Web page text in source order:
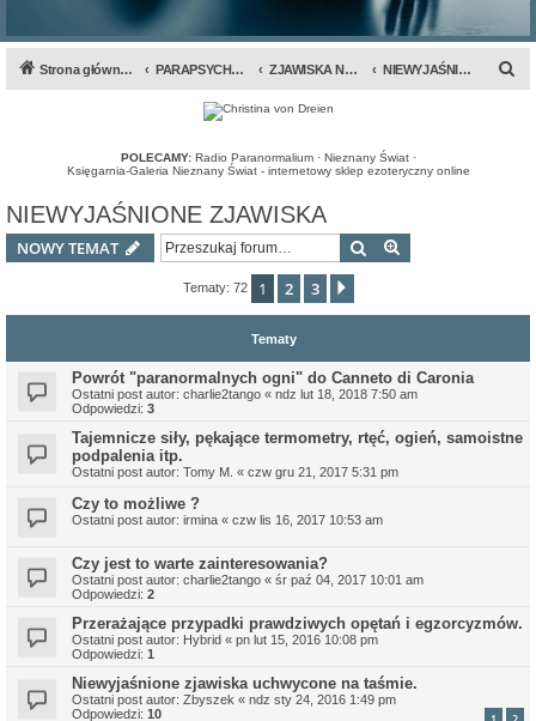
Strona główna forum PARAPSYCHOLOGIA & ANOMALIA ZJAWISKA NADPRZYRODZONE NIEWYJAŚNIONE ZJAWISKA
POLECAMY: Radio Paranormalium· Nieznany Świat·
Księgarnia-Galeria Nieznany Świat - internetowy sklep ezoteryczny online
NIEWYJAŚNIONE ZJAWISKA
NOWY TEMAT Szukaj
Tematy: 72 1 2 3
Tematy
Powrót "paranormalnych ogni" do Canneto di Caronia
Ostatni post autor: charlie2tango « ndz lut 18, 2018 7:50 am
Odpowiedzi: 3
Tajemnicze siły, pękające termometry, rtęć, ogień, samoistne
podpalenia itp.
Ostatni post autor: Tomy M. « czw gru 21, 2017 5:31 pm
Czy to możliwe ?
Ostatni post autor: irmina « czw lis 16, 2017 10:53 am
Czy jest to warte zainteresowania?
Ostatni post autor: charlie2tango « śr paź 04, 2017 10:01 am
Odpowiedzi: 2
Przerażające przypadki prawdziwych opętań i egzorcyzmów.
Ostatni post autor: Hybrid « pn lut 15, 2016 10:08 pm
Odpowiedzi: 1
Niewyjaśnione zjawiska uchwycone na taśmie.
Ostatni post autor: Zbyszek « ndz sty 24, 2016 1:49 pm
Odpowiedzi: 10